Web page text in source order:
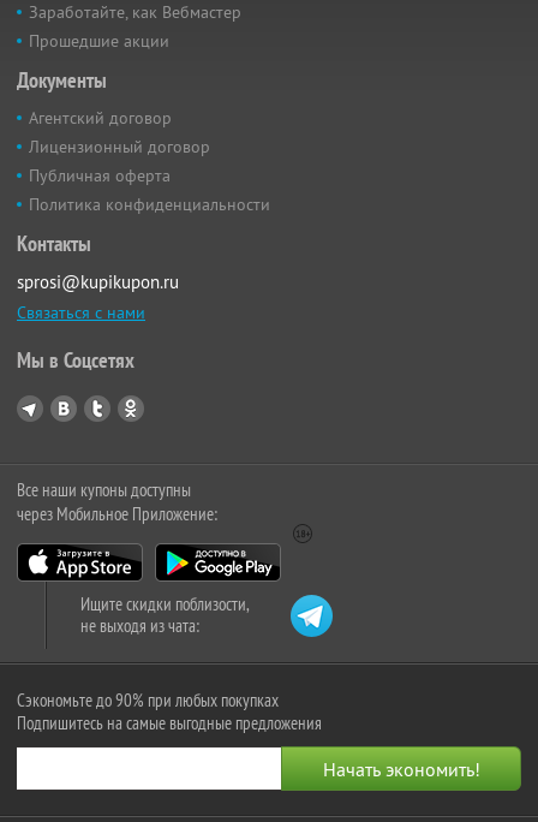
Заработайте, как Вебмастер
Прошедшие акции
Документы
Агентский договор
Лицензионный договор
Публичная оферта
Политика конфиденциальности
Контакты
sprosi@kupikupon.ru
Связаться с нами
Мы в Соцсетях
Все наши купоны доступны
через Мобильное Приложение:
Ищите скидки поблизости,
не выходя из чата:
Сэкономьте до 90% при любых покупках
Подпишитесь на самые выгодные предложения